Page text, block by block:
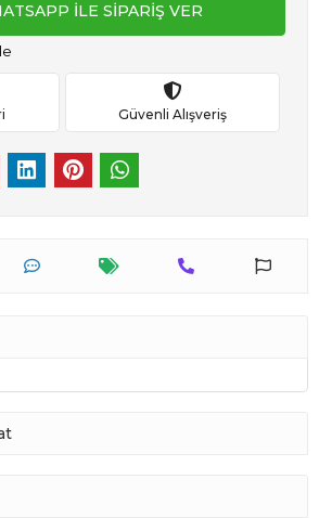
İLE SİPARİŞ VER
Güvenli Alışveriş